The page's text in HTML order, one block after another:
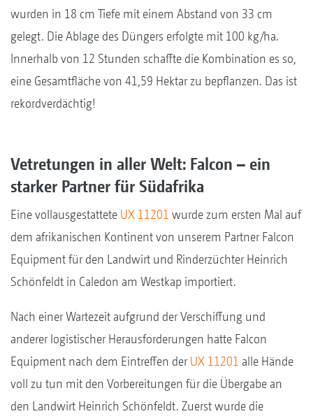
wurden in 18 cm Tiefe mit einem Abstand von 33 cm
gelegt. Die Ablage des Düngers erfolgte mit 100 kg/ha.
Innerhalb von 12 Stunden schaffte die Kombination es so,
eine Gesamtfläche von 41,59 Hektar zu bepflanzen. Das ist
rekordverdächtig!
Vetretungen in aller Welt: Falcon – ein
starker Partner für Südafrika
Eine vollausgestattete UX 11201 wurde zum ersten Mal auf
dem afrikanischen Kontinent von unserem Partner Falcon
Equipment für den Landwirt und Rinderzüchter Heinrich
Schönfeldt in Caledon am Westkap importiert.
Nach einer Wartezeit aufgrund der Verschiffung und
anderer logistischer Herausforderungen hatte Falcon
Equipment nach dem Eintreffen derUX 11201 alle Hände
voll zu tun mit den Vorbereitungen für die Übergabe an
den Landwirt Heinrich Schönfeldt. Zuerst wurde die